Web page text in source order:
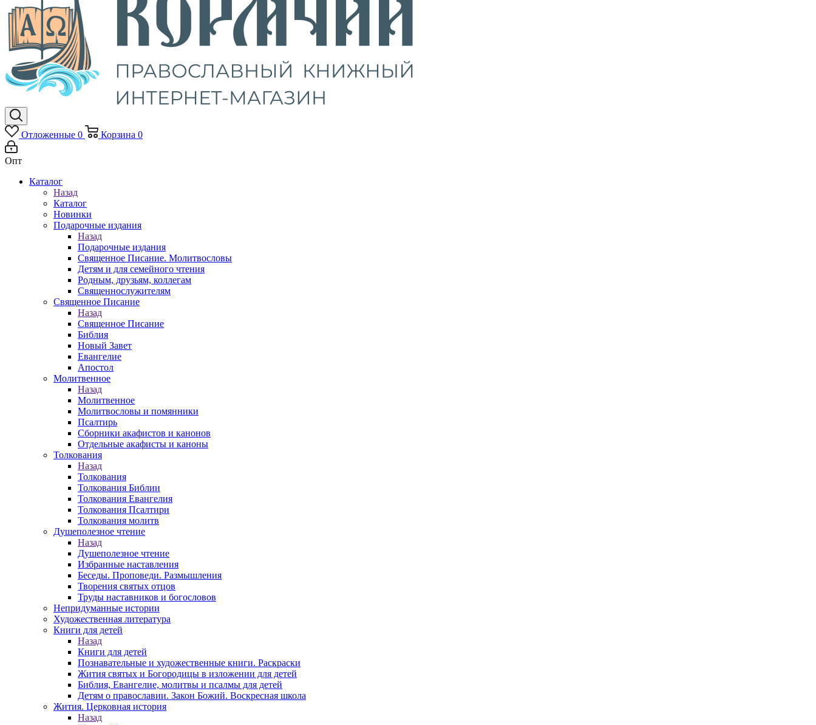
Отложенные 0 Корзина 0
Опт
Каталог
Назад
Каталог
Новинки
Подарочные издания
Назад
Подарочные издания
Священное Писание. Молитвословы
Детям и для семейного чтения
Родным, друзьям, коллегам
Священнослужителям
Священное Писание
Назад
Священное Писание
Библия
Новый Завет
Евангелие
Апостол
Молитвенное
Назад
Молитвенное
Молитвословы и помянники
Псалтирь
Сборники акафистов и канонов
Отдельные акафисты и каноны
Толкования
Назад
Толкования
Толкования Библии
Толкования Евангелия
Толкования Псалтири
Толкования молитв
Душеполезное чтение
Назад
Душеполезное чтение
Избранные наставления
Беседы. Проповеди. Размышления
Творения святых отцов
Труды наставников и богословов
Непридуманные истории
Художественная литература
Книги для детей
Назад
Книги для детей
Познавательные и художественные книги. Раскраски
Жития святых и Богородицы в изложении для детей
Библия, Евангелие, молитвы и псалмы для детей
Детям о православии. Закон Божий. Воскресная школа
Жития. Церковная история
Назад